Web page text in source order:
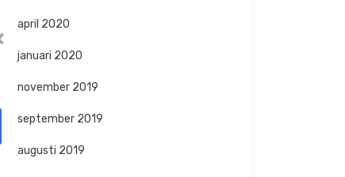
april 2020
januari 2020
november 2019
september 2019
augusti 2019